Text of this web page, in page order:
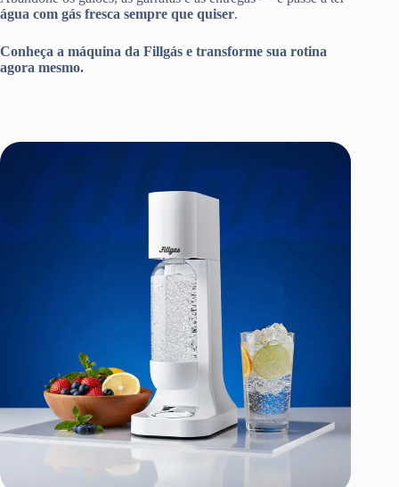
água com gás fresca sempre que quiser.
Conheça a máquina da Fillgás e transforme sua rotina
agora mesmo.